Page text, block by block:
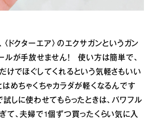
ドクターエア〉のエクサガンというガン
ルが手放せません！ 使い方は簡単で、
けでほぐしてくれるという気軽さもいい
めちゃくちゃカラダが軽くなるんです
試しに使わせてもらったときは、パワフル
て、夫婦で1個ずつ買ったくらい気に入